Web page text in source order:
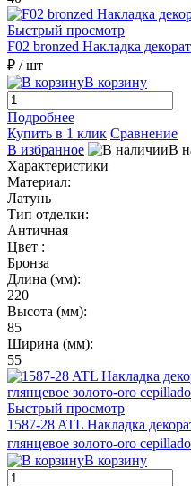
Быстрый просмотр
F02 bronzed Накладка
₽ / шт
В корзину
Подробнее
Купить в 1 клик Сравнение
В избранное
В
Характеристики
Материал:
Латунь
Тип отделки:
Античная
Цвет :
Бронза
Длина (мм):
220
Высота (мм):
85
Ширина (мм):
55
Быстрый просмотр
1587-28 ATL Накладка
глянцевое золото-oro cepillado
В корзину